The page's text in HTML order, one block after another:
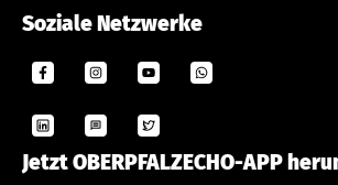
Soziale Netzwerke
Jetzt OBERPFALZECHO-APP